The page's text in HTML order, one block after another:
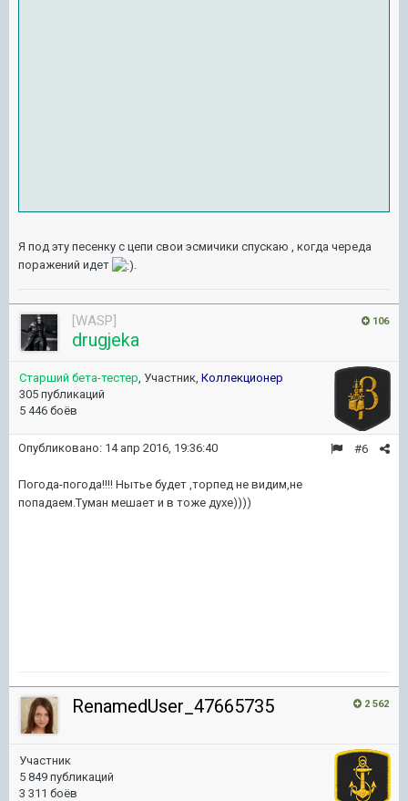
Я под эту песенку с цепи свои эсмичики спускаю , когда череда
поражений идет
.
106
[WASP]
drugjeka
Старший бета-тестер, Участник, Коллекционер
305 публикаций
5 446 боёв
#6
Опубликовано: 14 апр 2016, 19:36:40
Погода-погода!!!! Нытье будет ,торпед не видим,не
попадаем.Туман мешает и в тоже духе))))
2 562
RenamedUser_47665735
Участник
5 849 публикаций
3 311 боёв